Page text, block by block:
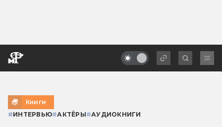
Книги
#ИНТЕРВЬЮ#АКТЁРЫ#АУДИОКНИГИ